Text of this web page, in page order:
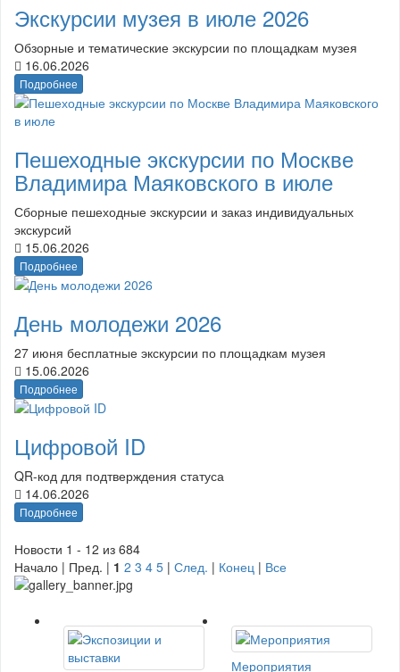
Экскурсии музея в июле 2026
Обзорные и тематические экскурсии по площадкам музея
16.06.2026
Подробнее
Пешеходные экскурсии по Москве
Владимира Маяковского в июле
Сборные пешеходные экскурсии и заказ индивидуальных
экскурсий
15.06.2026
Подробнее
День молодежи 2026
27 июня бесплатные экскурсии по площадкам музея
15.06.2026
Подробнее
Цифровой ID
QR-код для подтверждения статуса
14.06.2026
Подробнее
Новости 1 - 12 из 684
Начало | Пред. | 1 2 3 4 5 | След. | Конец | Все
Мероприятия